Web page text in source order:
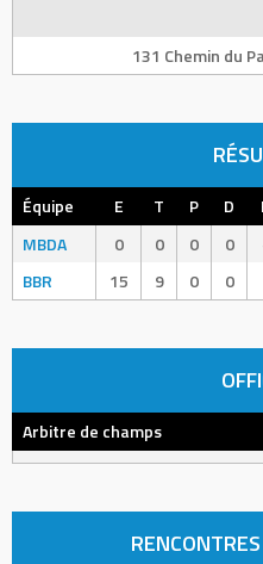
131 Chemin du
Équipe E T P D
MBDA
0 0 0 0
BBR
15 9 0 0
Arbitre de champs